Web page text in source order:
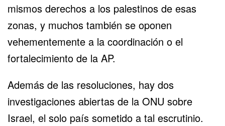
mismos derechos a los palestinos de esas
zonas, y muchos también se oponen
vehementemente a la coordinación o el
fortalecimiento de la AP.
Además de las resoluciones, hay dos
investigaciones abiertas de la ONU sobre
Israel, el solo país sometido a tal escrutinio.